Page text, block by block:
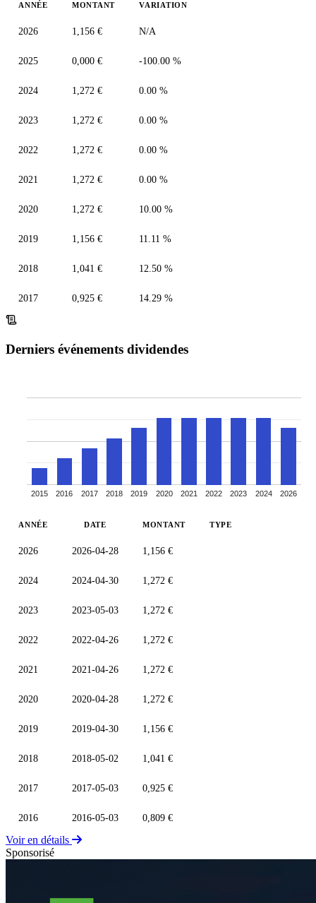
ANNÉE MONTANT VARIATION
2026 1,156 € N/A
2025 0,000 € -100.00 %
2024 1,272 € 0.00 %
2023 1,272 € 0.00 %
2022 1,272 € 0.00 %
2021 1,272 € 0.00 %
2020 1,272 € 10.00 %
2019 1,156 € 11.11 %
2018 1,041 € 12.50 %
2017 0,925 € 14.29 %
Derniers événements dividendes
2015 2016 2017 2018 2019 2020 2021 2022 2023 2024 2026
ANNÉE DATE MONTANT TYPE
2026 2026-04-28 1,156 €
2024 2024-04-30 1,272 €
2023 2023-05-03 1,272 €
2022 2022-04-26 1,272 €
2021 2021-04-26 1,272 €
2020 2020-04-28 1,272 €
2019 2019-04-30 1,156 €
2018 2018-05-02 1,041 €
2017 2017-05-03 0,925 €
2016 2016-05-03 0,809 €
Voir en détails
Sponsorisé